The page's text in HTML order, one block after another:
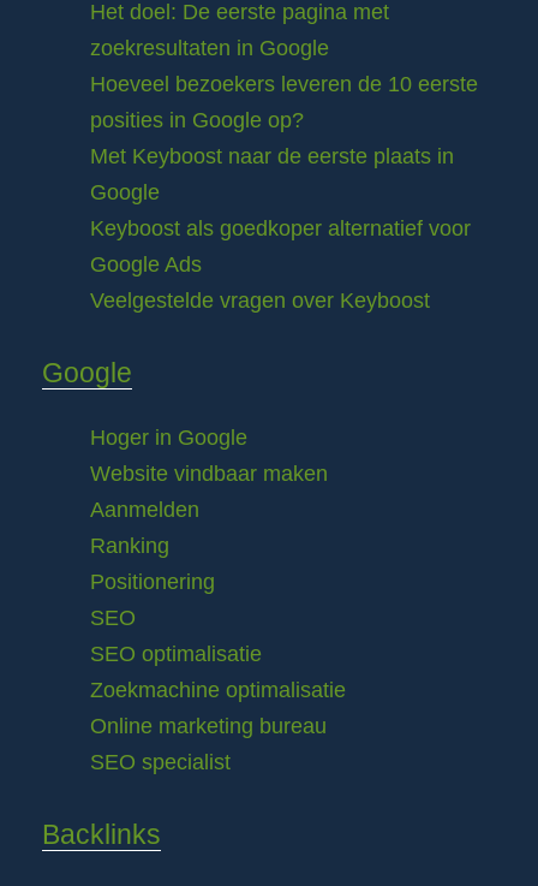
Het doel: De eerste pagina met
zoekresultaten in Google
Hoeveel bezoekers leveren de 10 eerste
posities in Google op?
Met Keyboost naar de eerste plaats in
Google
Keyboost als goedkoper alternatief voor
Google Ads
Veelgestelde vragen over Keyboost
Google
Hoger in Google
Website vindbaar maken
Aanmelden
Ranking
Positionering
SEO
SEO optimalisatie
Zoekmachine optimalisatie
Online marketing bureau
SEO specialist
Backlinks